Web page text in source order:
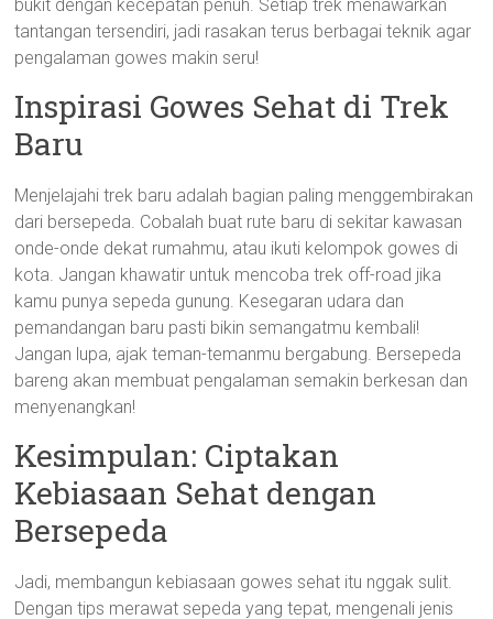
bukit dengan kecepatan penuh. Setiap trek menawarkan
tantangan tersendiri, jadi rasakan terus berbagai teknik agar
pengalaman gowes makin seru!
Inspirasi Gowes Sehat di Trek
Baru
Menjelajahi trek baru adalah bagian paling menggembirakan
dari bersepeda. Cobalah buat rute baru di sekitar kawasan
onde-onde dekat rumahmu, atau ikuti kelompok gowes di
kota. Jangan khawatir untuk mencoba trek off-road jika
kamu punya sepeda gunung. Kesegaran udara dan
pemandangan baru pasti bikin semangatmu kembali!
Jangan lupa, ajak teman-temanmu bergabung. Bersepeda
bareng akan membuat pengalaman semakin berkesan dan
menyenangkan!
Kesimpulan: Ciptakan
Kebiasaan Sehat dengan
Bersepeda
Jadi, membangun kebiasaan gowes sehat itu nggak sulit.
Dengan tips merawat sepeda yang tepat, mengenali jenis